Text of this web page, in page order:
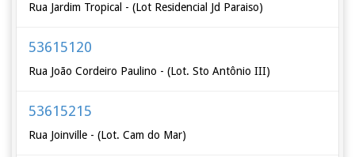
Rua Jardim Tropical - (Lot Residencial Jd Paraiso)
53615120
Rua João Cordeiro Paulino - (Lot. Sto Antônio III)
53615215
Rua Joinville - (Lot. Cam do Mar)